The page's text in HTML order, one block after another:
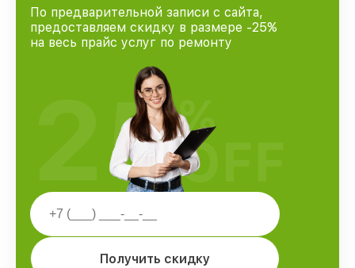
По предварительной записи с сайта,
предоставляем скидку в размере -25%
на весь прайс услуг по ремонту
Получить скидку
25%
OFF